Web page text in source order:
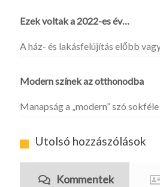
Ezek voltak a 2022-es év…
A ház- és lakásfelújítás előbb
Modern színek az otthonodba
Manapság a „modern” szó
Utolsó hozzászólások
Kommentek